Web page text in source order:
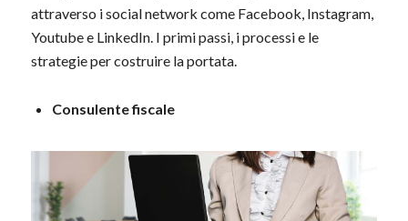
attraverso i social network come Facebook, Instagram,
Youtube e LinkedIn. I primi passi, i processi e le
strategie per costruire la portata.
Consulente fiscale